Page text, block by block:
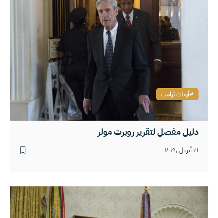
دليل مفصل لتقرير روبرت مولر
٢١ أبريل ,٢٠١٩
أزمات ترامب